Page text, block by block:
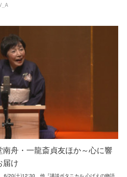
南舟・一龍斎貞友ほか～心に響
届け
6/20(土)12:30 他『講談ボタニカル 心ばえの物語